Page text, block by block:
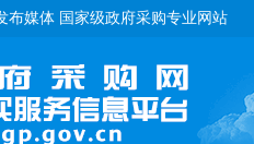
布媒体 国家级政府采购专业网站